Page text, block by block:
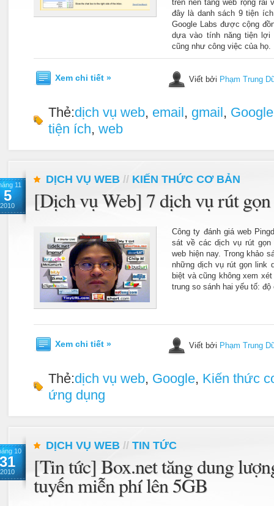
trên nền tảng web rộng rãi
đây là danh sách 9 tiện
Google Labs được cộng
dựa vào tính năng tiện lợi
cũng như công việc của họ.
Xem chi tiết » Viết bởi Phạm Trung
Thẻ:dịch vụ web, email, gmail, Google
tiện ích, web
11
5
2010
DỊCH VỤ WEB // KIẾN THỨC CƠ BẢN
[Dịch vụ Web] 7 dịch vụ rút
Công ty đánh giá web
sát về các dịch vụ rút gọn
web hiện nay. Trong khảo
những dịch vụ rút gọn link
biệt và cũng không xem
trung so sánh hai yếu tố:
Xem chi tiết » Viết bởi Phạm Trung
Thẻ:dịch vụ web, Google, Kiến thức
ứng dụng
10
31
2010
DỊCH VỤ WEB // TIN TỨC
[Tin tức] Box.net tăng dung
tuyến miễn phí lên 5GB